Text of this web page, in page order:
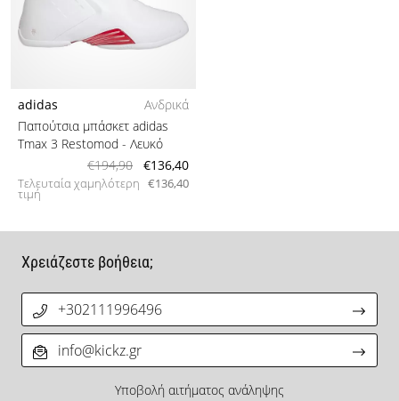
adidas
Ανδρικά
Παπούτσια μπάσκετ adidas
Tmax 3 Restomod - Λευκό
€194,90
€136,40
Τελευταία χαμηλότερη
τιμή
€136,40
Χρειάζεστε βοήθεια;
+302111996496
info@kickz.gr
Υποβολή αιτήματος ανάληψης